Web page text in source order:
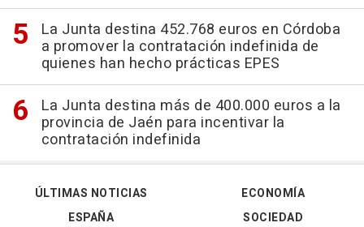
La Junta destina 452.768 euros en Córdoba
a promover la contratación indefinida de
quienes han hecho prácticas EPES
La Junta destina más de 400.000 euros a la
provincia de Jaén para incentivar la
contratación indefinida
ÚLTIMAS NOTICIAS
ESPAÑA
ECONOMÍA
SOCIEDAD